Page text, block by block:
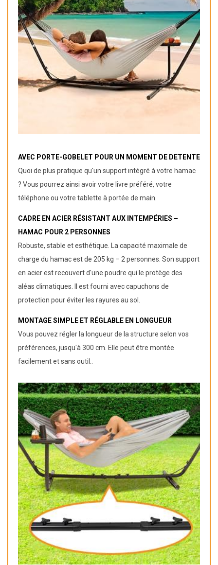
AVEC PORTE-GOBELET POUR UN MOMENT DE DETENTE
Quoi de plus pratique qu'un support intégré à votre hamac
? Vous pourrez ainsi avoir votre livre préféré, votre
téléphone ou votre tablette à portée de main.
CADRE EN ACIER RÉSISTANT AUX INTEMPÉRIES –
HAMAC POUR 2 PERSONNES
Robuste, stable et esthétique. La capacité maximale de
charge du hamac est de 205 kg – 2 personnes. Son support
en acier est recouvert d'une poudre qui le protège des
aléas climatiques. Il est fourni avec capuchons de
protection pour éviter les rayures au sol.
MONTAGE SIMPLE ET RÉGLABLE EN LONGUEUR
Vous pouvez régler la longueur de la structure selon vos
préférences, jusqu'à 300 cm. Elle peut être montée
facilement et sans outil..